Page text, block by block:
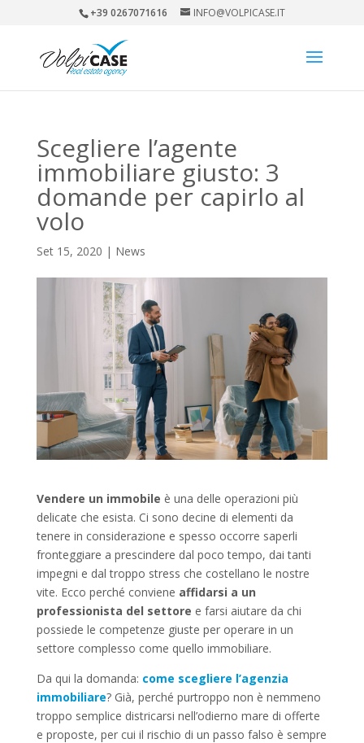
+39 0267071616 INFO@VOLPICASE.IT
Scegliere l’agente
immobiliare giusto: 3
domande per capirlo al
volo
Set 15, 2020 | News
Vendere un immobile è una delle operazioni più
delicate che esista. Ci sono decine di elementi da
tenere in considerazione e spesso occorre saperli
fronteggiare a prescindere dal poco tempo, dai tanti
impegni e dal troppo stress che costellano le nostre
vite. Ecco perché conviene affidarsi a un
professionista del settore e farsi aiutare da chi
possiede le competenze giuste per operare in un
settore complesso come quello immobiliare.
Da qui la domanda: come scegliere l’agenzia
immobiliare? Già, perché purtroppo non è nemmeno
troppo semplice districarsi nell’odierno mare di offerte
e proposte, per cui il rischio di un passo falso è sempre